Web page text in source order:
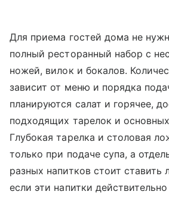
Для приема гостей дома не
полный ресторанный набор с
ножей, вилок и бокалов.
зависит от меню и порядка
планируются салат и горячее,
подходящих тарелок и
Глубокая тарелка и столовая
только при подаче супа, а
разных напитков стоит ставить
если эти напитки